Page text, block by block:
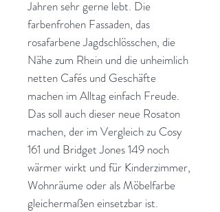
Jahren sehr gerne lebt. Die
farbenfrohen Fassaden, das
rosafarbene Jagdschlösschen, die
Nähe zum Rhein und die unheimlich
netten Cafés und Geschäfte
machen im Alltag einfach Freude.
Das soll auch dieser neue Rosaton
machen, der im Vergleich zu Cosy
161 und Bridget Jones 149 noch
wärmer wirkt und für Kinderzimmer,
Wohnräume oder als Möbelfarbe
gleichermaßen einsetzbar ist.